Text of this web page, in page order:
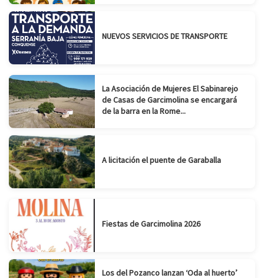
NUEVOS SERVICIOS DE TRANSPORTE
La Asociación de Mujeres El Sabinarejo
de Casas de Garcimolina se encargará
de la barra en la Rome...
A licitación el puente de Garaballa
Fiestas de Garcimolina 2026
Los del Pozanco lanzan ‘Oda al huerto’